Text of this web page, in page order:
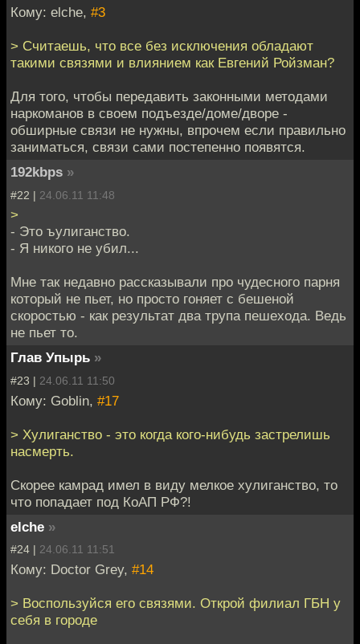
Кому: elche, #3
> Считаешь, что все без исключения обладают
такими связями и влиянием как Евгений Ройзман?
Для того, чтобы передавить законными методами
наркоманов в своем подъезде/доме/дворе -
обширные связи не нужны, впрочем если правильно
заниматься, связи сами постепенно появятся.
192kbps »
#22 | 24.06.11 11:48
>
- Это ъулиганство.
- Я никого не убил...
Мне так недавно рассказывали про чудесного парня
который не пьет, но просто гоняет с бешеной
скоростью - как результат два трупа пешехода. Ведь
не пьет то.
Глав Упырь »
#23 | 24.06.11 11:50
Кому: Goblin, #17
> Хулиганство - это когда кого-нибудь застрелишь
насмерть.
Скорее камрад имел в виду мелкое хулиганство, то
что попадает под КоАП РФ?!
elche »
#24 | 24.06.11 11:51
Кому: Doctor Grey, #14
> Воспользуйся его связями. Открой филиал ГБН у
себя в городе